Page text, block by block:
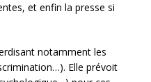
et enfin la presse si
notamment les
Elle prévoit